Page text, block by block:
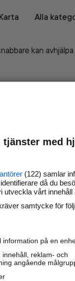
Karta
Alla
kan
Marknadsför
nya kunder och
samarbetspartners
Läs mer här
med
(122) samlar
då du
utveckla vårt innehåll
samtycke för
information på en
reklam- och
angående